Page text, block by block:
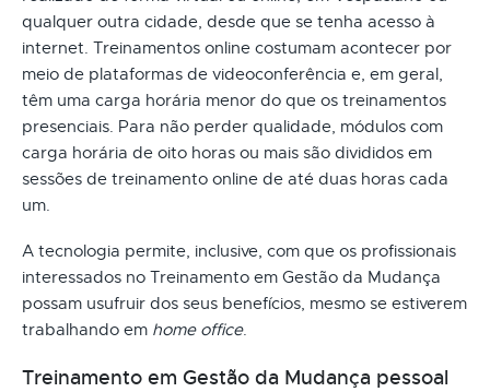
qualquer outra cidade, desde que se tenha acesso à
internet. Treinamentos online costumam acontecer por
meio de plataformas de videoconferência e, em geral,
têm uma carga horária menor do que os treinamentos
presenciais. Para não perder qualidade, módulos com
carga horária de oito horas ou mais são divididos em
sessões de treinamento online de até duas horas cada
um.
A tecnologia permite, inclusive, com que os profissionais
interessados no Treinamento em Gestão da Mudança
possam usufruir dos seus benefícios, mesmo se estiverem
trabalhando em home office.
Treinamento em Gestão da Mudança pessoal